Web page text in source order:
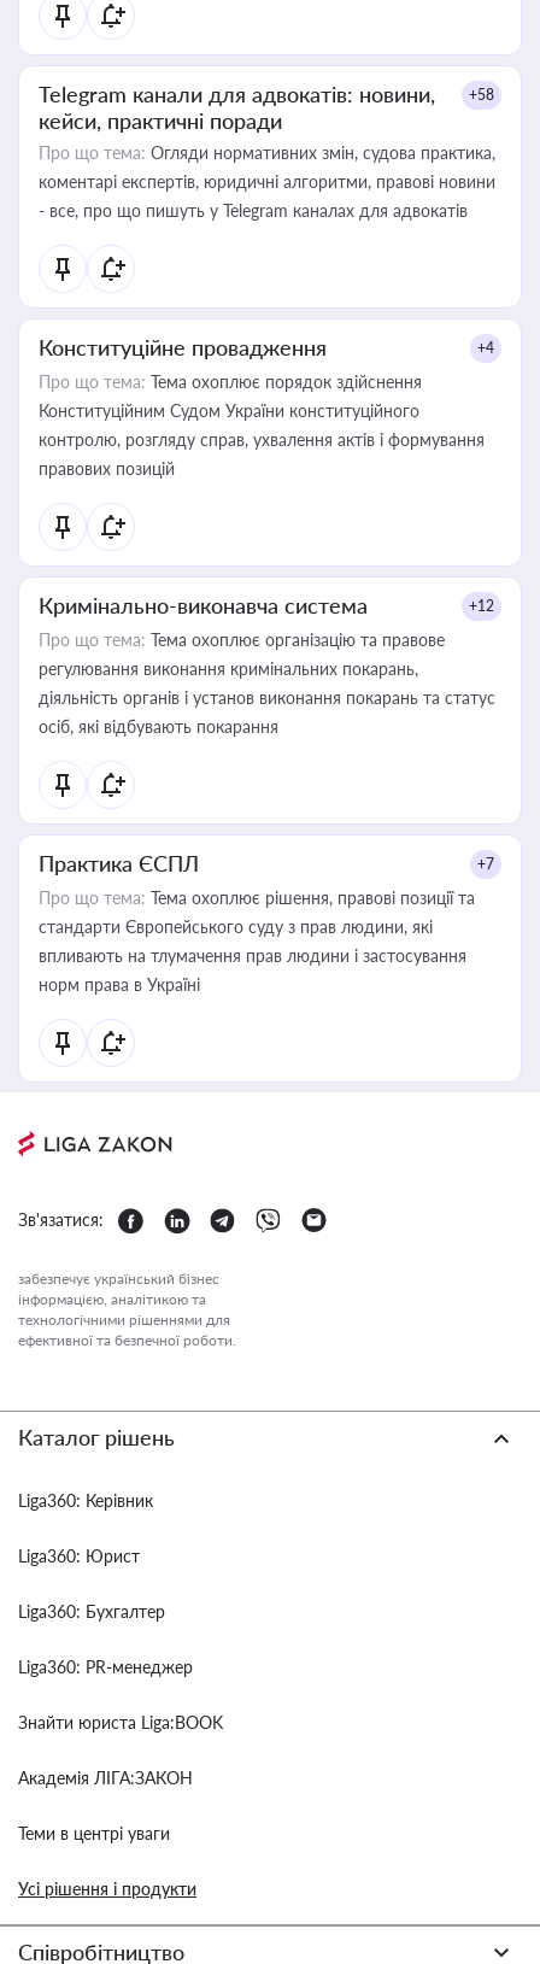
Telegram канали для адвокатів: новини,
кейси, практичні поради
+58
Про що тема: Огляди нормативних змін, судова практика,
коментарі експертів, юридичні алгоритми, правові новини
- все, про що пишуть у Telegram каналах для адвокатів
Конституційне провадження +4
Про що тема: Тема охоплює порядок здійснення
Конституційним Судом України конституційного
контролю, розгляду справ, ухвалення актів і формування
правових позицій
Кримінально-виконавча система +12
Про що тема: Тема охоплює організацію та правове
регулювання виконання кримінальних покарань,
діяльність органів і установ виконання покарань та статус
осіб, які відбувають покарання
Практика ЄСПЛ +7
Про що тема: Тема охоплює рішення, правові позиції та
стандарти Європейського суду з прав людини, які
впливають на тлумачення прав людини і застосування
норм права в Україні
Зв'язатися:
забезпечує український бізнес
інформацією, аналітикою та
технологічними рішеннями для
ефективної та безпечної роботи.
Каталог рішень
Liga360: Керівник
Liga360: Юрист
Liga360: Бухгалтер
Liga360: PR-менеджер
Знайти юриста Liga:BOOK
Академія ЛІГА:ЗАКОН
Теми в центрі уваги
Усі рішення і продукти
Співробітництво